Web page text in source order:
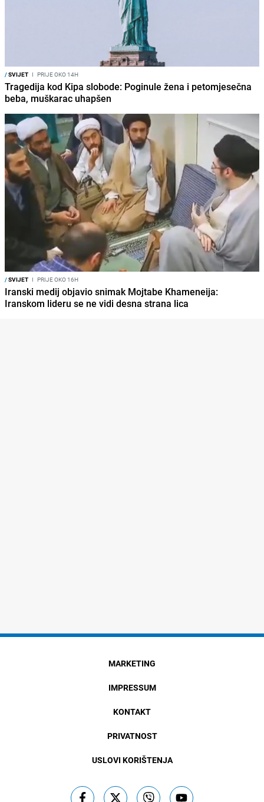
/SVIJET I PRIJE OKO 14H
Tragedija kod Kipa slobode: Poginule žena i petomjesečna
beba, muškarac uhapšen
/SVIJET I PRIJE OKO 16H
Iranski medij objavio snimak Mojtabe Khameneija:
Iranskom lideru se ne vidi desna strana lica
MARKETING
IMPRESSUM
KONTAKT
PRIVATNOST
USLOVI KORIŠTENJA